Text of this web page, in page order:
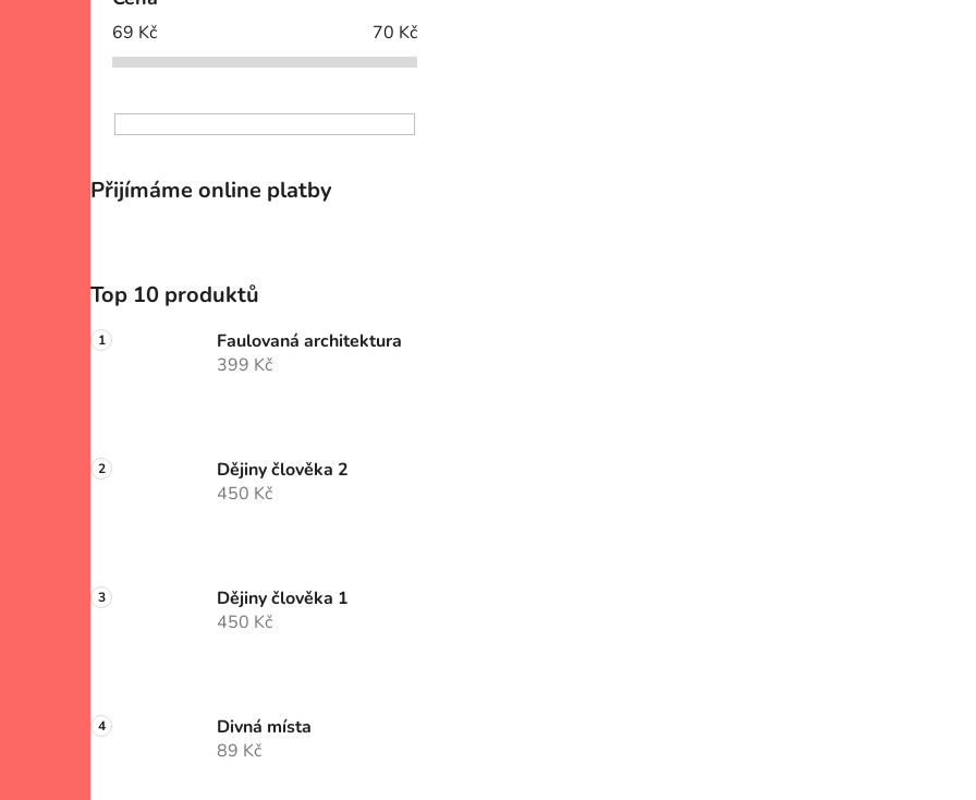
69 Kč 70 Kč
Přijímáme online platby
Top 10 produktů
Faulovaná architektura
399 Kč
Dějiny člověka 2
450 Kč
Dějiny člověka 1
450 Kč
Divná místa
89 Kč